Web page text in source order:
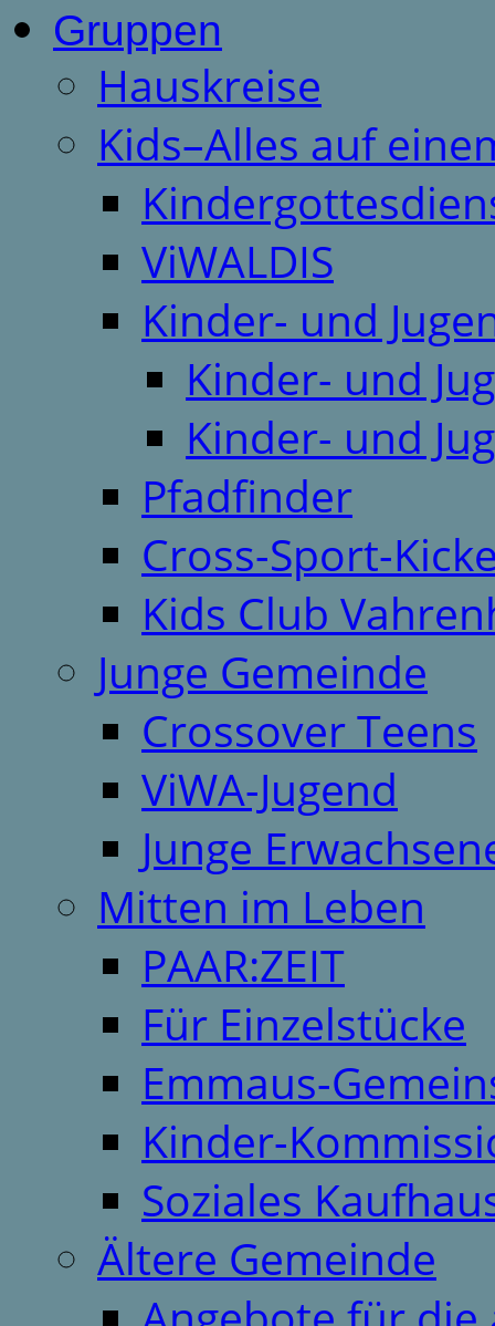
Gruppen
Hauskreise
Kids–Alles auf
ViWALDIS
Kinder- und
Kinder- und
Kinder- und
Pfadfinder
Cross-Sport-
Kids Club
Junge Gemeinde
Crossover Teens
ViWA-Jugend
Junge
Mitten im Leben
PAAR:ZEIT
Für Einzelstücke
Emmaus-
Kinder-
Soziales
Ältere Gemeinde